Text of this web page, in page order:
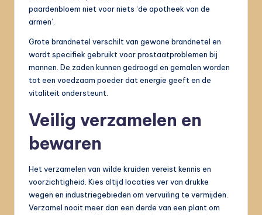
paardenbloem niet voor niets ‘de apotheek van de
armen’.
Grote brandnetel verschilt van gewone brandnetel en
wordt specifiek gebruikt voor prostaatproblemen bij
mannen. De zaden kunnen gedroogd en gemalen worden
tot een voedzaam poeder dat energie geeft en de
vitaliteit ondersteunt.
Veilig verzamelen en
bewaren
Het verzamelen van wilde kruiden vereist kennis en
voorzichtigheid. Kies altijd locaties ver van drukke
wegen en industriegebieden om vervuiling te vermijden.
Verzamel nooit meer dan een derde van een plant om